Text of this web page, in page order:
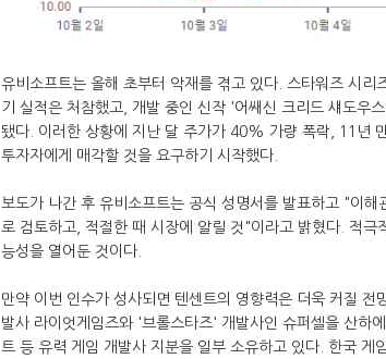
유비소프트는 올해 초부터 악재를 겪고 있다. 스타워즈 시
기 실적은 처참했고, 개발 중인 신작 '어쌔신 크리드 섀도우
됐다. 이러한 상황에 지난 달 주가가 40% 가량 폭락, 11년
투자자에게 매각할 것을 요구하기 시작했다.
보도가 나간 후 유비소프트는 공식 성명서를 발표하고 "이
로 검토하고, 적절한 때 시장에 알릴 것"이라고 밝혔다. 적
능성을 열어둔 것이다.
만약 이번 인수가 성사되면 텐센트의 영향력은 더욱 커질
발사 라이엇게임즈와 '브롤스타즈' 개발사인 슈퍼셀을 산하
트 등 유력 게임 개발사 지분을 일부 소유하고 있다. 한국 게